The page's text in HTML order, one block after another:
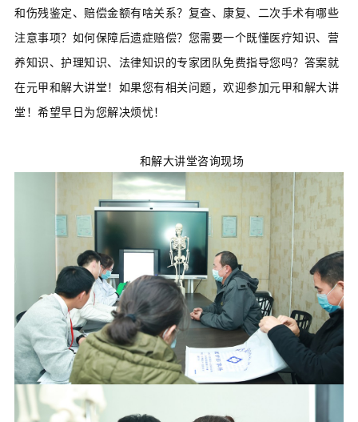
和伤残鉴定、赔偿金额有啥关系？复查、康复、二次手术有哪些
注意事项？如何保障后遗症赔偿？您需要一个既懂医疗知识、营
养知识、护理知识、法律知识的专家团队免费指导您吗？答案就
在元甲和解大讲堂！如果您有相关问题，欢迎参加元甲和解大讲
堂！希望早日为您解决烦忧！
和解大讲堂咨询现场